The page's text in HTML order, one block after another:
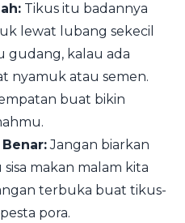
Tikus itu badannya
lewat lubang sekecil
gudang, kalau ada
nyamuk atau semen.
buat bikin
Jangan biarkan
makan malam kita
terbuka buat tikus-
pora.